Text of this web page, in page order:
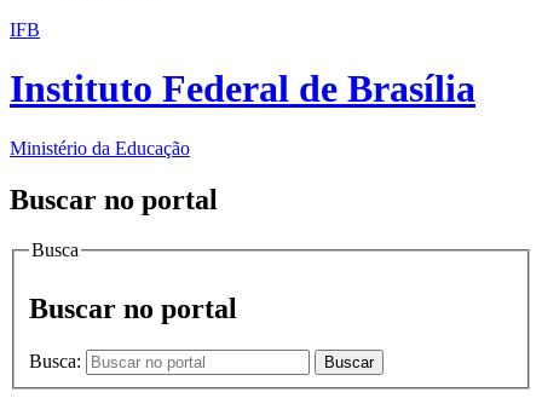
IFB
Instituto Federal de Brasília
Ministério da Educação
Buscar no portal
Busca
Buscar no portal
Busca: Buscar